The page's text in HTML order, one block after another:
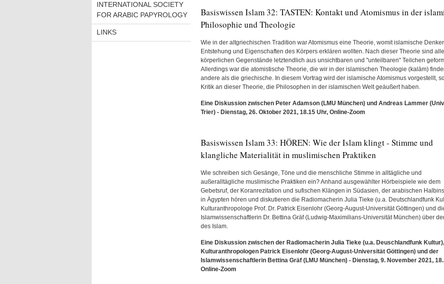
INTERNATIONAL SOCIETY
FOR ARABIC PAPYROLOGY
LINKS
Basiswissen Islam 32: TASTEN: Kontakt und Atomismus in der
Philosophie und Theologie
Wie in der altgriechischen Tradition war Atomismus eine Theorie, womit islamische
Entstehung und Eigenschaften des Körpers erklären wollten. Nach dieser Theorie sind alle
körperlichen Gegenstände letztendlich aus unsichtbaren und "unteilbaren" Teilchen
Allerdings war die atomistische Theorie, die wir in der islamischen Theologie (kalām)
andere als die griechische. In diesem Vortrag wird der islamische Atomismus vorgestellt,
Kritik an dieser Theorie, die Philosophen in der islamischen Welt geäußert haben.
Eine Diskussion zwischen Peter Adamson (LMU München) und Andreas Lammer
Trier) - Dienstag, 26. Oktober 2021, 18.15 Uhr, Online-Zoom
Basiswissen Islam 33: HÖREN: Wie der Islam klingt - Stimme und
klangliche Materialität in muslimischen Praktiken
Wie schreiben sich Gesänge, Töne und die menschliche Stimme in alltägliche und
außeralltägliche muslimische Praktiken ein? Anhand ausgewählter Hörbeispiele wie dem
Gebetsruf, der Koranrezitation und sufischen Klängen in Südasien, der arabischen
in Ägypten hören und diskutieren die Radiomacherin Julia Tieke (u.a. Deutschlandfunk
Kulturanthropologe Prof. Dr. Patrick Eisenlohr (Georg-August-Universität Göttingen) und
Islamwissenschaftlerin Dr. Bettina Gräf (Ludwig-Maximilians-Universität München) über
des Islam.
Eine Diskussion zwischen der Radiomacherin Julia Tieke (u.a. Deuschlandfunk
Kulturanthropologen Patrick Eisenlohr (Georg-August-Universität Göttingen) und der
Islamwissenschaftlerin Bettina Gräf (LMU München) - Dienstag, 9. November 2021,
Online-Zoom